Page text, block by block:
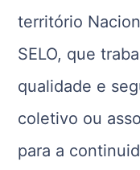
território
SELO, que
qualidade e
coletivo ou
para a